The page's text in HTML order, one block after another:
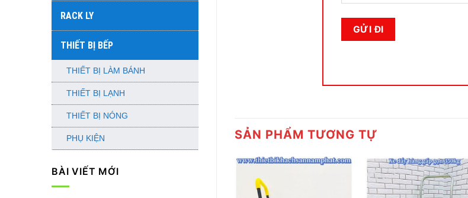
RACK LY
THIẾT BỊ BẾP
THIẾT BỊ LÀM BÁNH
THIẾT BỊ LẠNH
THIẾT BỊ NÓNG
PHỤ KIỆN
BÀI VIẾT MỚI
SẢN PHẨM TƯƠNG TỰ